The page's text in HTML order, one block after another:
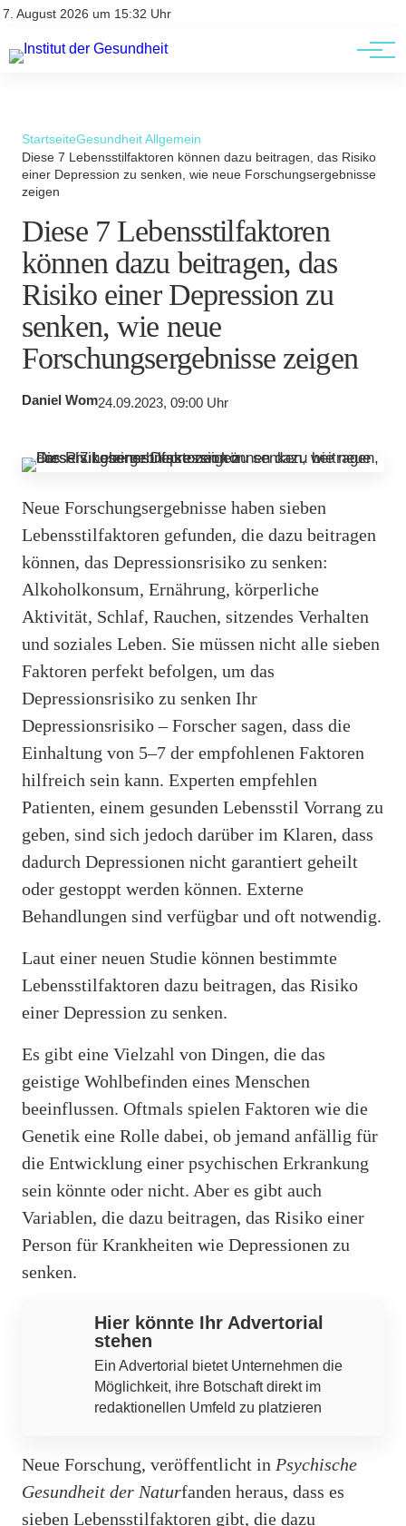
7. August 2026 um 15:32 Uhr
Kontakt
Kontakt
AGBs
StartseiteGesundheit Allgemein
Diese 7 Lebensstilfaktoren können dazu beitragen, das Risiko
einer Depression zu senken, wie neue Forschungsergebnisse
zeigen
Diese 7 Lebensstilfaktoren
können dazu beitragen, das
Risiko einer Depression zu
senken, wie neue
Forschungsergebnisse zeigen
Daniel Wom24.09.2023, 09:00 Uhr
Neue Forschungsergebnisse haben sieben
Lebensstilfaktoren gefunden, die dazu beitragen
können, das Depressionsrisiko zu senken:
Alkoholkonsum, Ernährung, körperliche
Aktivität, Schlaf, Rauchen, sitzendes Verhalten
und soziales Leben. Sie müssen nicht alle sieben
Faktoren perfekt befolgen, um das
Depressionsrisiko zu senken Ihr
Depressionsrisiko – Forscher sagen, dass die
Einhaltung von 5–7 der empfohlenen Faktoren
hilfreich sein kann. Experten empfehlen
Patienten, einem gesunden Lebensstil Vorrang zu
geben, sind sich jedoch darüber im Klaren, dass
dadurch Depressionen nicht garantiert geheilt
oder gestoppt werden können. Externe
Behandlungen sind verfügbar und oft notwendig.
Laut einer neuen Studie können bestimmte
Lebensstilfaktoren dazu beitragen, das Risiko
einer Depression zu senken.
Es gibt eine Vielzahl von Dingen, die das
geistige Wohlbefinden eines Menschen
beeinflussen. Oftmals spielen Faktoren wie die
Genetik eine Rolle dabei, ob jemand anfällig für
die Entwicklung einer psychischen Erkrankung
sein könnte oder nicht. Aber es gibt auch
Variablen, die dazu beitragen, das Risiko einer
Person für Krankheiten wie Depressionen zu
senken.
Hier könnte Ihr Advertorial
stehen
Ein Advertorial bietet Unternehmen die
Möglichkeit, ihre Botschaft direkt im
redaktionellen Umfeld zu platzieren
Neue Forschung, veröffentlicht in Psychische
Gesundheit der Naturfanden heraus, dass es
sieben Lebensstilfaktoren gibt, die dazu